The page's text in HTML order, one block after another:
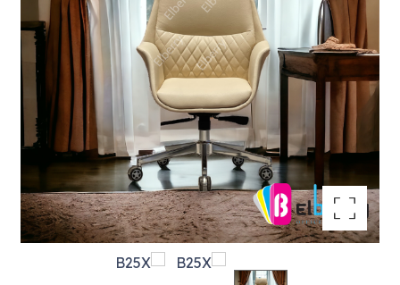
تكبير الصورة